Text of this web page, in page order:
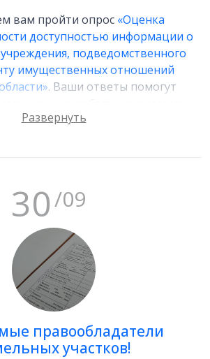
вам пройти опрос «Оценка
доступностью информации о
подведомственного
имущественных отношений
. Ваши ответы помогут
уровень прозрачности.
30/09
правообладатели
участков!